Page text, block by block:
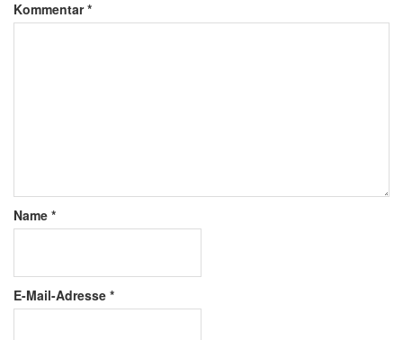
Kommentar*
Name *
E-Mail-Adresse *